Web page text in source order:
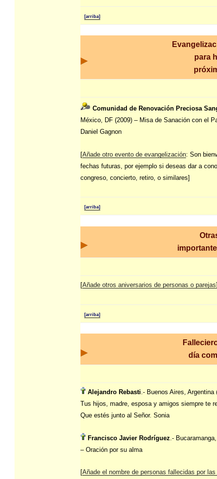
[arriba]
para
Comunidad de Renovación Preciosa
México, DF (2009) – Misa de Sanación con el
Daniel Gagnon
[Añade otro evento de evangelización: Son
fechas futuras, por ejemplo si deseas dar a
congreso, concierto, retiro, o similares]
[arriba]
[Añade otros aniversarios de personas o parejas
[arriba]
día
Alejandro Rebasti.- Buenos Aires, Argentina
Tus hijos, madre, esposa y amigos siempre te
Que estés junto al Señor. Sonia
Francisco Javier Rodríguez .-
– Oración por su alma
[Añade el nombre de personas fallecidas por las